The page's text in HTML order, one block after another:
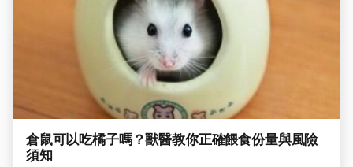
倉鼠可以吃橘子嗎？獸醫教你正確餵食份量與風險
須知